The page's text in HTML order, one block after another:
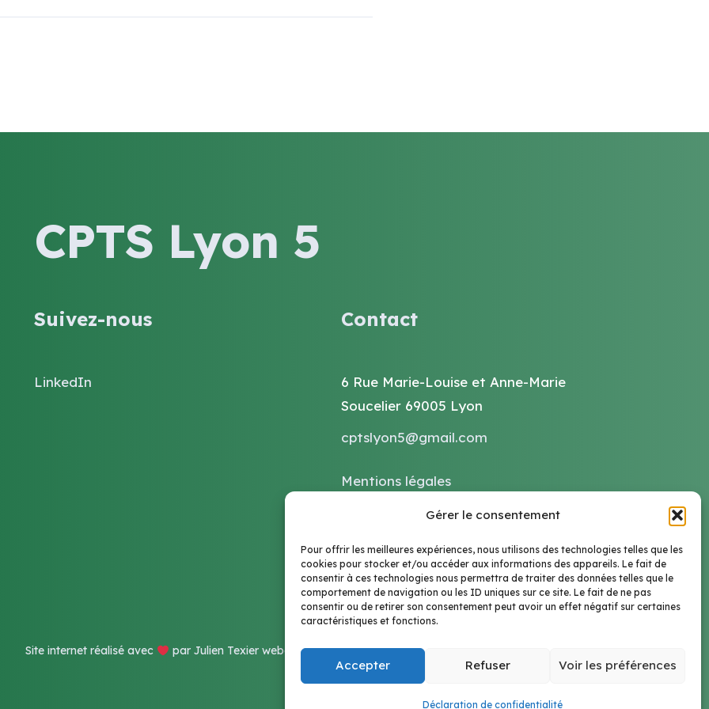
Gérer le consentement
Pour offrir les meilleures expériences, nous utilisons des technologies telles que les
cookies pour stocker et/ou accéder aux informations des appareils. Le fait de
consentir à ces technologies nous permettra de traiter des données telles que le
comportement de navigation ou les ID uniques sur ce site. Le fait de ne pas
consentir ou de retirer son consentement peut avoir un effet négatif sur certaines
caractéristiques et fonctions.
Accepter Refuser Voir les préférences
Déclaration de confidentialité
CPTS Lyon 5
Suivez-nous
LinkedIn
Contact
6 Rue Marie-Louise et Anne-Marie
Soucelier 69005 Lyon
cptslyon5@gmail.com
Mentions légales
Politiques de confidentialités
Site internet réalisé avec par Julien Texier webdesigner